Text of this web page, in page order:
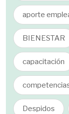
aporte
BIENESTAR
capacitación
Despidos